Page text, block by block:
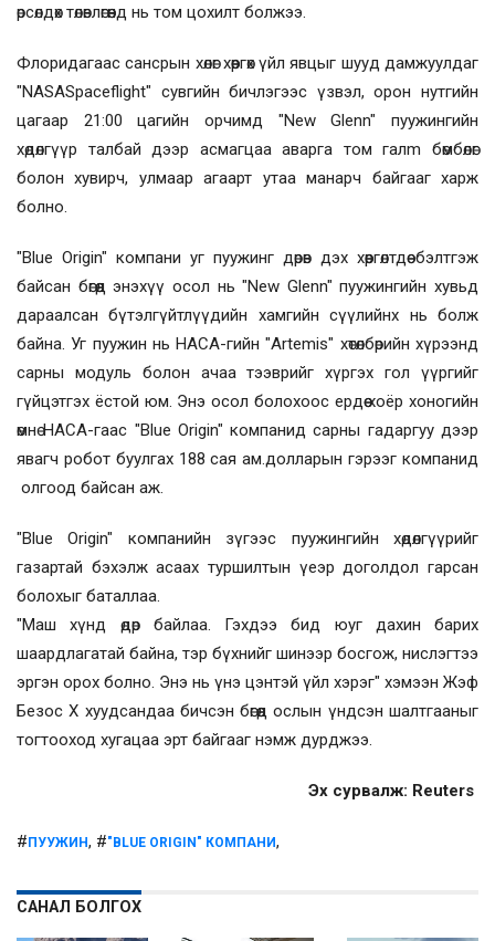
өрсөлдөх төлөвлөгөөнд нь том цохилт болжээ.
Флоридагаас сансрын хөлөг хөөргөх үйл явцыг шууд дамжуулдаг
"NASASpaceflight" сувгийн бичлэгээс үзвэл, орон нутгийн
цагаар 21:00 цагийн орчимд "New Glenn" пуужингийн
хөдөлгүүр талбай дээр асмагцаа аварга том галm бөмбөлөг
болон хувирч, улмаар агаарт утаа манарч байгааг харж
болно.
"Blue Origin" компани уг пуужинг дөрөв дэх хөөргөлтдөө бэлтгэж
байсан бөгөөд энэхүү осол нь "New Glenn" пуужингийн хувьд
дараалсан бүтэлгүйтлүүдийн хамгийн сүүлийнх нь болж
байна. Уг пуужин нь НАСА-гийн "Artemis" хөтөлбөрийн хүрээнд
сарны модуль болон ачаа тээврийг хүргэх гол үүргийг
гүйцэтгэх ёстой юм. Энэ осол болохоос ердөө хоёр хоногийн
өмнө НАСА-гаас "Blue Origin" компанид сарны гадаргуу дээр
явагч робот буулгах 188 сая ам.долларын гэрээг компанид
олгоод байсан аж.
"Blue Origin" компанийн зүгээс пуужингийн хөдөлгүүрийг
газартай бэхэлж асаах туршилтын үеэр доголдол гарсан
болохыг баталлаа.
"Маш хүнд өдөр байлаа. Гэхдээ бид юуг дахин барих
шаардлагатай байна, тэр бүхнийг шинээр босгож, нислэгтээ
эргэн орох болно. Энэ нь үнэ цэнтэй үйл хэрэг" хэмээн Жэф
Безос X хуудсандаа бичсэн бөгөөд ослын үндсэн шалтгааныг
тогтооход хугацаа эрт байгааг нэмж дурджээ.
Эх сурвалж: Reuters
#ПУУЖИН, #"BLUE ORIGIN" КОМПАНИ,
САНАЛ БОЛГОХ